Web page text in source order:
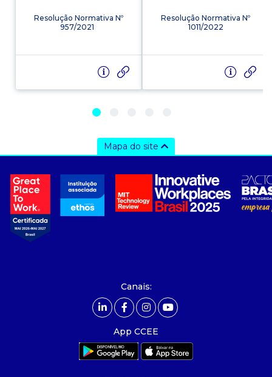
Resolução Normativa Nº
957/2021
Resolução Normativa Nº
1011/2022
Mapa do site
- Sobre Nós
- Governança
- Nossos Associados
- integridade, riscos e auditoria
- Relatório de Sustentabilidade 2025
Canais:
App CCEE